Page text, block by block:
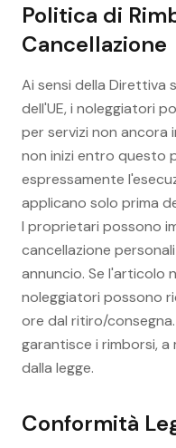
Politica di
Cancellazione
Ai sensi della Direttiva
dell'UE, i noleggiatori
per servizi non ancora
non inizi entro questo
espressamente
applicano solo prima
I proprietari possono
cancellazione
annuncio. Se l'articolo
noleggiatori possono
ore dal ritiro/
garantisce i rimborsi,
dalla legge.
Conformità